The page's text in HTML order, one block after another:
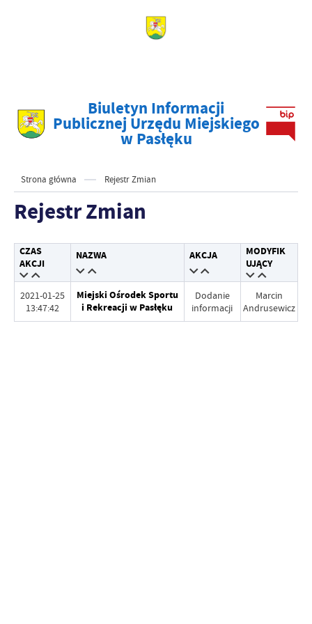
Biuletyn Informacji
Publicznej Urzędu Miejskiego
w Pasłęku
Strona główna Rejestr Zmian
Rejestr Zmian
CZAS
AKCJI
NAZWA AKCJA
MODYFIK
UJĄCY
2021-01-25
13:47:42
Miejski Ośrodek Sportu
i Rekreacji w Pasłęku
Dodanie
informacji
Marcin
Andrusewicz